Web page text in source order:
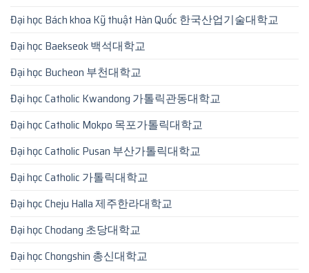
Đại học Bách khoa Kỹ thuật Hàn Quốc 한국산업기술대학교
Đại học Baekseok 백석대학교
Đại học Bucheon 부천대학교
Đại học Catholic Kwandong 가톨릭관동대학교
Đại học Catholic Mokpo 목포가톨릭대학교
Đại học Catholic Pusan 부산가톨릭대학교
Đại học Catholic 가톨릭대학교
Đại học Cheju Halla 제주한라대학교
Đại học Chodang 초당대학교
Đại học Chongshin 총신대학교